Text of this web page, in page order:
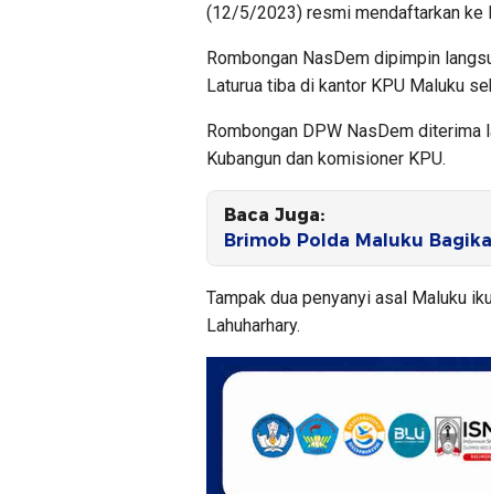
(12/5/2023) resmi mendaftarkan ke
Rombongan NasDem dipimpin
Laturua tiba di kantor KPU Maluku
Rombongan DPW NasDem diterima
Kubangun dan komisioner KPU.
Baca Juga:
Brimob Polda Maluku
Tampak dua penyanyi asal Maluku
Lahuharhary.